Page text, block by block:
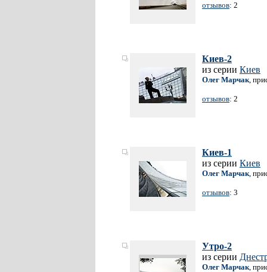
отзывов: 2
Киев-2
из серии Киев
Олег Марчак,
отзывов: 2
Киев-1
из серии Киев
Олег Марчак,
отзывов: 3
Утро-2
из серии
Олег Марчак,